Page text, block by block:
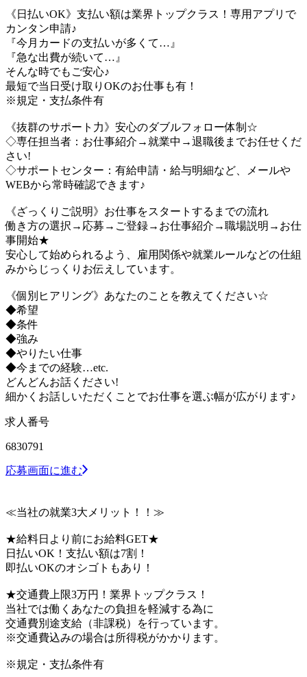
《日払いOK》支払い額は業界トップクラス！専用アプリで
カンタン申請♪
『今月カードの支払いが多くて…』
『急な出費が続いて…』
そんな時でもご安心♪
最短で当日受け取りOKのお仕事も有！
※規定・支払条件有
《抜群のサポート力》安心のダブルフォロー体制☆
◇専任担当者：お仕事紹介→就業中→退職後までお任せくだ
さい!
◇サポートセンター：有給申請・給与明細など、メールや
WEBから常時確認できます♪
《ざっくりご説明》お仕事をスタートするまでの流れ
働き方の選択→応募→ご登録→お仕事紹介→職場説明→お仕
事開始★
安心して始められるよう、雇用関係や就業ルールなどの仕組
みからじっくりお伝えしています。
《個別ヒアリング》あなたのことを教えてください☆
◆希望
◆条件
◆強み
◆やりたい仕事
◆今までの経験…etc.
どんどんお話ください!
細かくお話しいただくことでお仕事を選ぶ幅が広がります♪
求人番号
6830791
応募画面に進む
≪当社の就業3大メリット！！≫
★給料日より前にお給料GET★
日払いOK！支払い額は7割！
即払いOKのオシゴトもあり！
★交通費上限3万円！業界トップクラス！
当社では働くあなたの負担を軽減する為に
交通費別途支給（非課税）を行っています。
※交通費込みの場合は所得税がかかります。
※規定・支払条件有